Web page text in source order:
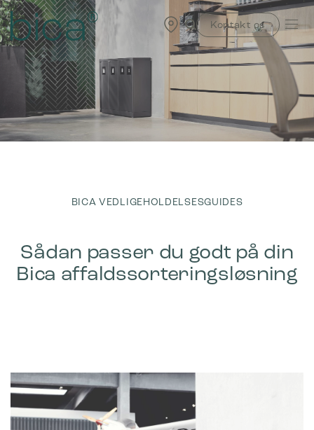
Skip
to
content
Kontakt os
BICA VEDLIGEHOLDELSESGUIDES
Sådan passer du godt på din
Bica affaldssorteringsløsning